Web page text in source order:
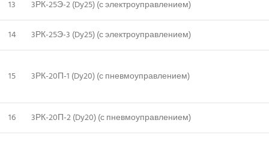
13 3РК-25Э-2 (Dy25) (с электроуправлением)
14 3РК-25Э-3 (Dy25) (с электроуправлением)
15 3РК-20П-1 (Dy20) (с пневмоуправлением)
16 3РК-20П-2 (Dy20) (с пневмоуправлением)